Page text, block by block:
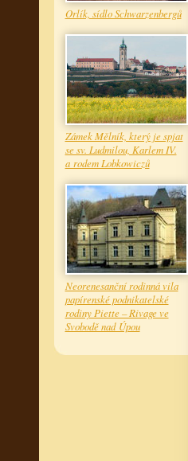
Orlík, sídlo Schwarzenbergů
Zámek Mělník, který je spjat
se sv. Ludmilou, Karlem IV.
a rodem Lobkowiczů
Neorenesanční rodinná vila
papírenské podnikatelské
rodiny Piette – Rivage ve
Svobodě nad Úpou